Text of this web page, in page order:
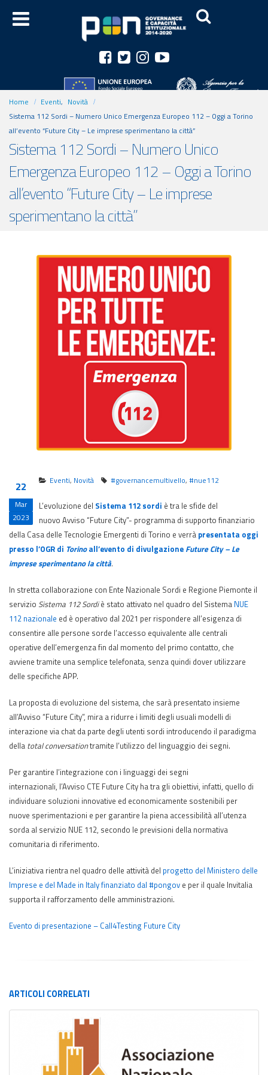
Home Eventi, Novità
Sistema 112 Sordi – Numero Unico Emergenza Europeo 112 – Oggi a Torino
all’evento “Future City – Le imprese sperimentano la città”
Sistema 112 Sordi – Numero Unico
Emergenza Europeo 112 – Oggi a Torino
all’evento “Future City – Le imprese
sperimentano la città”
22
Mar
2023
Eventi, Novità #governancemultivello,#nue112
L’evoluzione del Sistema 112 sordi è tra le sfide del
nuovo Avviso “Future City”- programma di supporto finanziario
della Casa delle Tecnologie Emergenti di Torino e verrà presentata oggi
presso l’OGR di Torinoall’evento di divulgazione Future City – Le
imprese sperimentano la città.
In stretta collaborazione con Ente Nazionale Sordi e Regione Piemonte il
servizio Sistema 112 Sordiè stato attivato nel quadro del Sistema NUE
112 nazionale ed è operativo dal 2021 per rispondere all’esigenza di
consentire alle persone sorde l’accesso equivalente alle centrali
operative dell’emergenza fin dal momento del primo contatto, che
avviene tramite una semplice telefonata, senza quindi dover utilizzare
delle specifiche APP.
La proposta di evoluzione del sistema, che sarà presentato insieme
all’Avviso “Future City”, mira a ridurre i limiti degli usuali modelli di
interazione via chat da parte degli utenti sordi introducendo il paradigma
della total conversationtramite l’utilizzo del linguaggio dei segni.
Per garantire l’integrazione con i linguaggi dei segni
internazionali, l’Avviso CTE Future City ha tra gli obiettivi, infatti, quello di
individuare soluzioni innovative ed economicamente sostenibili per
nuove sperimentazioni e per garantire la piena accessibilità all’utenza
sorda al servizio NUE 112, secondo le previsioni della normativa
comunitaria di riferimento.
L’iniziativa rientra nel quadro delle attività del progetto del Ministero delle
Imprese e del Made in Italy finanziato dal #pongov e per il quale Invitalia
supporta il rafforzamento delle amministrazioni.
Evento di presentazione – Call4Testing Future City
ARTICOLI CORRELATI